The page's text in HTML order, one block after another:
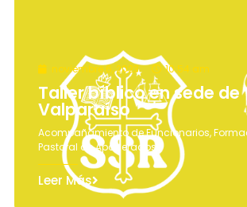
noviembre 6, 2023 10:54 am
Taller bíblico en sede de
Valparaíso
Acompañamiento de Funcionarios,
Pastoral de Apoderados
Leer Más